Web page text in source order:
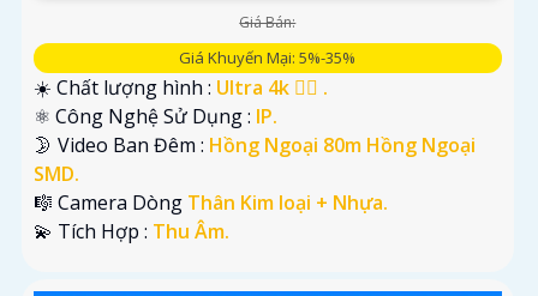
Giá Bán:
Giá Khuyến Mại: 5%-35%
☀️ Chất lượng hình : Ultra 4k 👍🏾 .
⚛️ Công Nghệ Sử Dụng : IP.
🌛 Video Ban Đêm : Hồng Ngoại 80m Hồng Ngoại
SMD.
🎼️ Camera Dòng Thân Kim loại + Nhựa.
️💫 Tích Hợp : Thu Âm.